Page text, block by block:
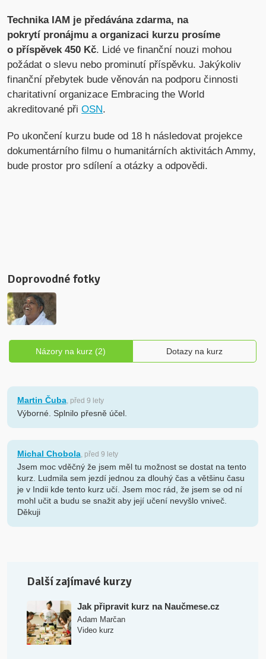
Technika IAM je předávána zdarma, na
pokrytí pronájmu a organizaci kurzu prosíme
o příspěvek 450 Kč. Lidé ve finanční nouzi mohou
požádat o slevu nebo prominutí příspěvku. Jakýkoliv
finanční přebytek bude věnován na podporu činnosti
charitativní organizace Embracing the World
akreditované přiOSN.
Po ukončení kurzu bude od 18 h následovat projekce
dokumentárního filmu o humanitárních aktivitách Ammy,
bude prostor pro sdílení a otázky a odpovědi.
Doprovodné fotky
Názory na kurz (2) Dotazy na kurz
Martin Čuba, před 9 lety
Výborné. Splnilo přesně účel.
Michal Chobola, před 9 lety
Jsem moc vděčný že jsem měl tu možnost se dostat na tento
kurz. Ludmila sem jezdí jednou za dlouhý čas a většinu času
je v Indii kde tento kurz učí. Jsem moc rád, že jsem se od ní
mohl učit a budu se snažit aby její učení nevyšlo vniveč.
Děkuji
Další zajímavé kurzy
Jak připravit kurz na Naučmese.cz
Adam Marčan
Video kurz